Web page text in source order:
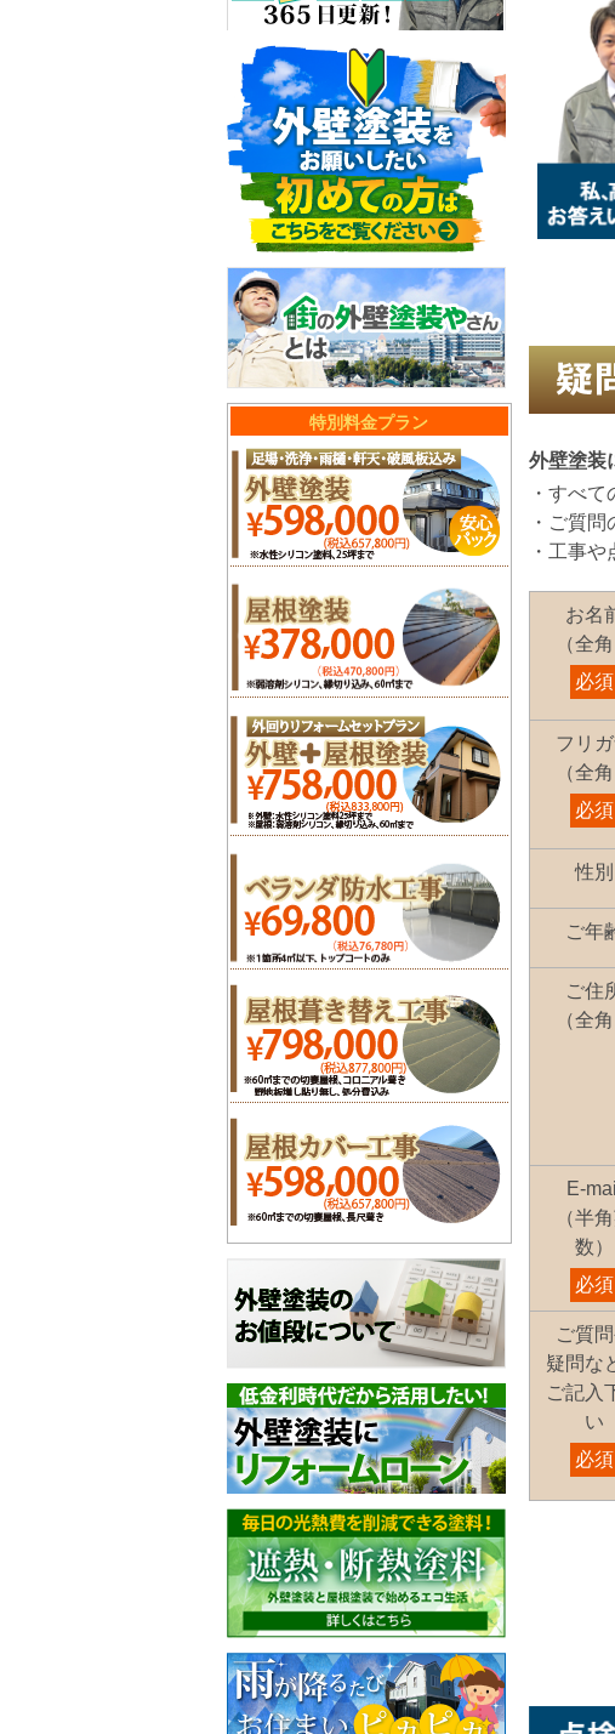
特別料金プラン
外壁塗装
・すべ
・ご質
・工事
お名
（全角
必須
フリ
（全角
必須
性別
ご年
ご住
（全角
E-mail
（半
数）
必須
ご質
疑問な
ご記入
い
必須